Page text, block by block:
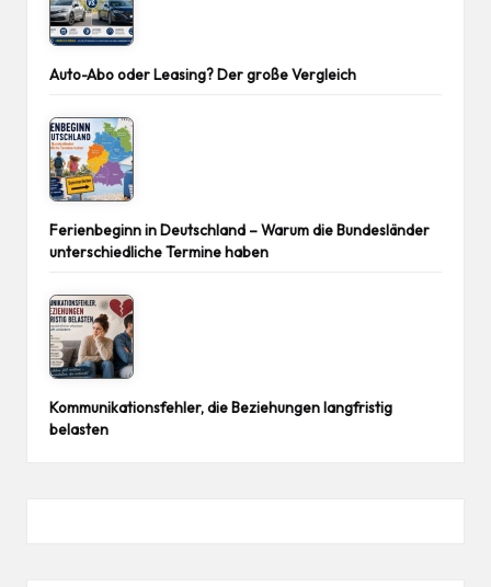
Auto-Abo oder Leasing? Der große Vergleich
Ferienbeginn in Deutschland – Warum die Bundesländer
unterschiedliche Termine haben
Kommunikationsfehler, die Beziehungen langfristig
belasten